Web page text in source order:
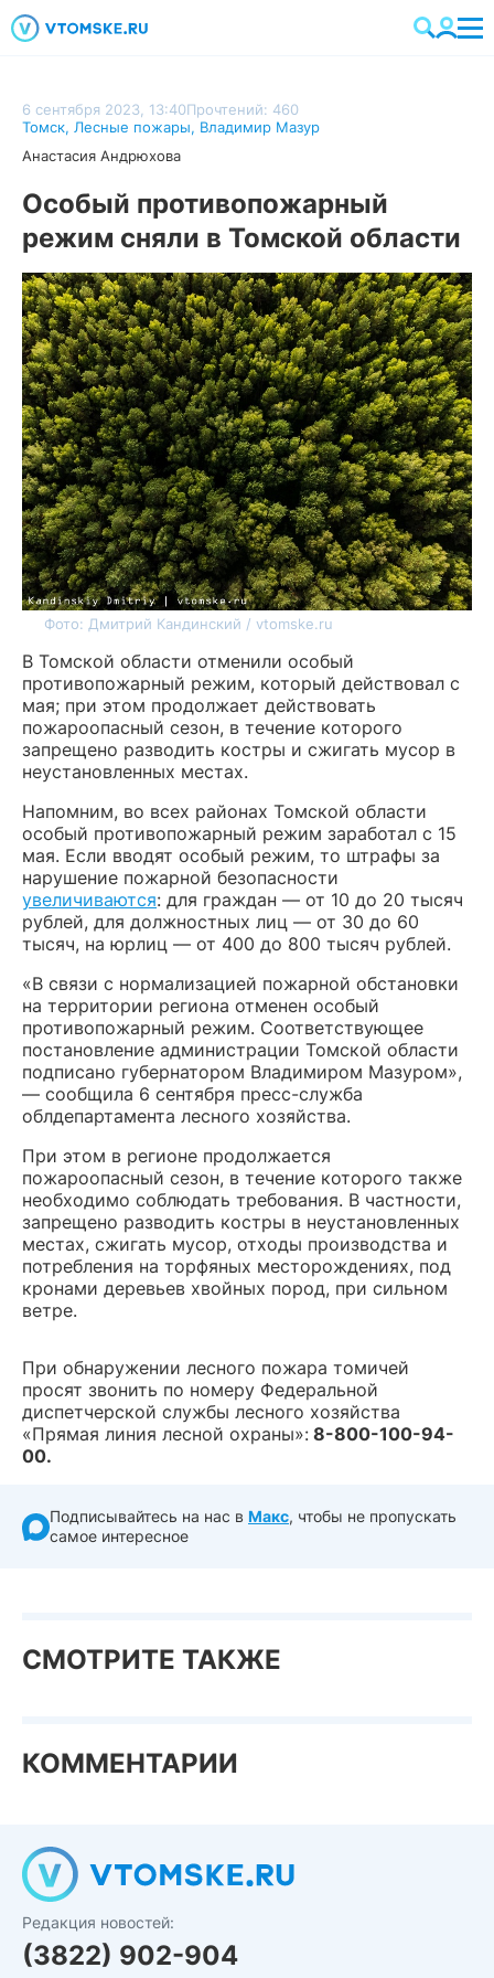
6 сентября 2023, 13:40Прочтений: 460
Томск, Лесные пожары, Владимир Мазур
Анастасия Андрюхова
Особый противопожарный
режим сняли в Томской области
Фото: Дмитрий Кандинский / vtomske.ru
В Томской области отменили особый
противопожарный режим, который действовал с
мая; при этом продолжает действовать
пожароопасный сезон, в течение которого
запрещено разводить костры и сжигать мусор в
неустановленных местах.
Напомним, во всех районах Томской области
особый противопожарный режим заработал с 15
мая. Если вводят особый режим, то штрафы за
нарушение пожарной безопасности
увеличиваются: для граждан — от 10 до 20 тысяч
рублей, для должностных лиц — от 30 до 60
тысяч, на юрлиц — от 400 до 800 тысяч рублей.
«В связи с нормализацией пожарной обстановки
на территории региона отменен особый
противопожарный режим. Соответствующее
постановление администрации Томской области
подписано губернатором Владимиром Мазуром»,
— сообщила 6 сентября пресс-служба
облдепартамента лесного хозяйства.
При этом в регионе продолжается
пожароопасный сезон, в течение которого также
необходимо соблюдать требования. В частности,
запрещено разводить костры в неустановленных
местах, сжигать мусор, отходы производства и
потребления на торфяных месторождениях, под
кронами деревьев хвойных пород, при сильном
ветре.
При обнаружении лесного пожара томичей
просят звонить по номеру Федеральной
диспетчерской службы лесного хозяйства
«Прямая линия лесной охраны»: 8-800-100-94-
00.
Подписывайтесь на нас в Макс, чтобы не пропускать
самое интересное
СМОТРИТЕ ТАКЖЕ
КОММЕНТАРИИ
Редакция новостей:
(3822) 902-904